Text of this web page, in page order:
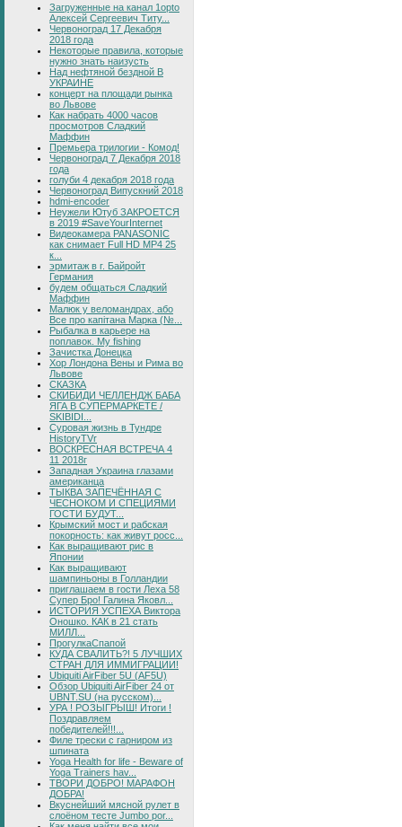
Загруженные на канал 1opto
Алексей Сергеевич Титу...
Червоноград 17 Декабря
2018 года
Некоторые правила, которые
нужно знать наизусть
Над нефтяной бездной В
УКРАИНЕ
концерт на площади рынка
во Львове
Как набрать 4000 часов
просмотров Сладкий
Маффин
Премьера трилогии - Комод!
Червоноград 7 Декабря 2018
года
голуби 4 декабря 2018 года
Червоноград Випускний 2018
hdmi-encoder
Неужели Ютуб ЗАКРОЕТСЯ
в 2019 #SaveYourInternet
Видеокамера PANASONIC
как снимает Full HD MP4 25
к...
эрмитаж в г. Байройт
Германия
будем общаться Сладкий
Маффин
Малюк у веломандрах, або
Все про капітана Марка (№...
Рыбалка в карьере на
поплавок. My fishing
Зачистка Донецка
Хор Лондона Вены и Рима во
Львове
СКАЗКА
СКИБИДИ ЧЕЛЛЕНДЖ БАБА
ЯГА В СУПЕРМАРКЕТЕ /
SKIBIDI...
Суровая жизнь в Тундре
HistoryTVr
ВОСКРЕСНАЯ ВСТРЕЧА 4
11 2018г
Западная Украина глазами
американца
ТЫКВА ЗАПЕЧЁННАЯ С
ЧЕСНОКОМ И СПЕЦИЯМИ
ГОСТИ БУДУТ...
Крымский мост и рабская
покорность: как живут росс...
Как выращивают рис в
Японии
Как выращивают
шампиньоны в Голландии
приглашаем в гости Леха 58
Супер Бро! Галина Яковл...
ИСТОРИЯ УСПЕХА Виктора
Оношко. КАК в 21 стать
МИЛЛ...
ПрогулкаСпапой
КУДА СВАЛИТЬ?! 5 ЛУЧШИХ
СТРАН ДЛЯ ИММИГРАЦИИ!
Ubiquiti AirFiber 5U (AF5U)
Обзор Ubiquiti AirFiber 24 от
UBNT.SU (на русском)...
УРА ! РОЗЫГРЫШ! Итоги !
Поздравляем
победителей!!!...
Филе трески с гарниром из
шпината
Yoga Health for life - Beware of
Yoga Trainers hav...
ТВОРИ ДОБРО! МАРАФОН
ДОБРА!
Вкуснейший мясной рулет в
слоёном тесте Jumbo por...